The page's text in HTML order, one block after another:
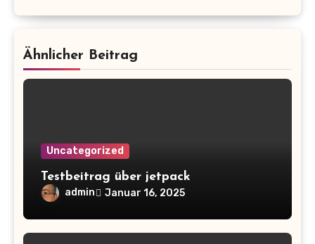
Ähnlicher Beitrag
Uncategorized
Testbeitrag über jetpack
admin Januar 16, 2025